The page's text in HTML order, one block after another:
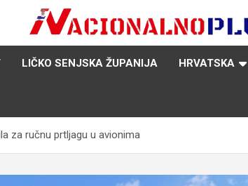
NacionalnoPlus.hr
Nacija želi znati više
LIČKO SENJSKA ŽUPANIJA HRVATSKA
za ručnu prtljagu u avionima